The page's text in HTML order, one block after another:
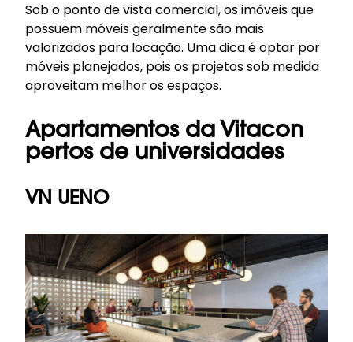
Sob o ponto de vista comercial, os imóveis que
possuem móveis geralmente são mais
valorizados para locação. Uma dica é optar por
móveis planejados, pois os projetos sob medida
aproveitam melhor os espaços.
Apartamentos da Vitacon
pertos de universidades
VN UENO